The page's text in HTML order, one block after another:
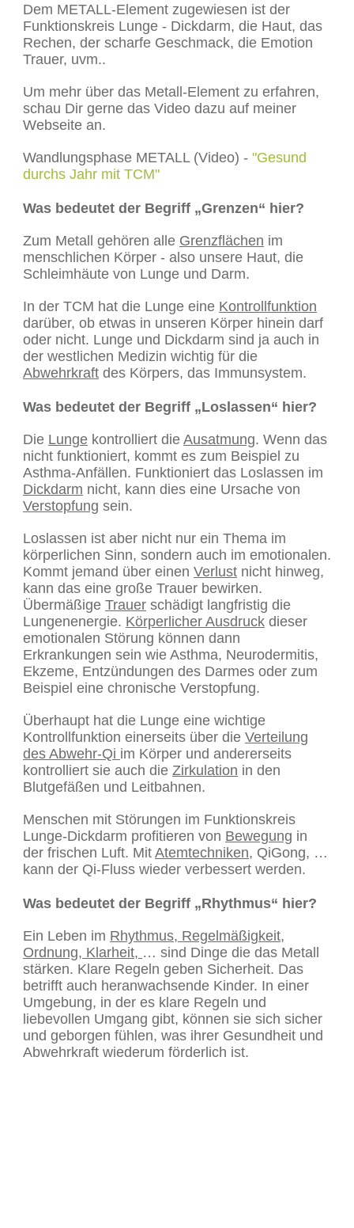
Dem METALL-Element zugewiesen ist der
Funktionskreis Lunge - Dickdarm, die Haut, das
Rechen, der scharfe Geschmack, die Emotion
Trauer, uvm..
Um mehr über das Metall-Element zu erfahren,
schau Dir gerne das Video dazu auf meiner
Webseite an.
Wandlungsphase METALL (Video) - "Gesund
durchs Jahr mit TCM"
Was bedeutet der Begriff „Grenzen“ hier?
Zum Metall gehören alle Grenzflächen im
menschlichen Körper - also unsere Haut, die
Schleimhäute von Lunge und Darm.
In der TCM hat die Lunge eine Kontrollfunktion
darüber, ob etwas in unseren Körper hinein darf
oder nicht. Lunge und Dickdarm sind ja auch in
der westlichen Medizin wichtig für die
Abwehrkraft des Körpers, das Immunsystem.
Was bedeutet der Begriff „Loslassen“ hier?
Die Lunge kontrolliert die Ausatmung. Wenn das
nicht funktioniert, kommt es zum Beispiel zu
Asthma-Anfällen. Funktioniert das Loslassen im
Dickdarm nicht, kann dies eine Ursache von
Verstopfung sein.
Loslassen ist aber nicht nur ein Thema im
körperlichen Sinn, sondern auch im emotionalen.
Kommt jemand über einen Verlust nicht hinweg,
kann das eine große Trauer bewirken.
Übermäßige Trauer schädigt langfristig die
Lungenenergie. Körperlicher Ausdruck dieser
emotionalen Störung können dann
Erkrankungen sein wie Asthma, Neurodermitis,
Ekzeme, Entzündungen des Darmes oder zum
Beispiel eine chronische Verstopfung.
Überhaupt hat die Lunge eine wichtige
Kontrollfunktion einerseits über die Verteilung
des Abwehr-Qi im Körper und andererseits
kontrolliert sie auch die Zirkulation in den
Blutgefäßen und Leitbahnen.
Menschen mit Störungen im Funktionskreis
Lunge-Dickdarm profitieren von Bewegung in
der frischen Luft. Mit Atemtechniken, QiGong, …
kann der Qi-Fluss wieder verbessert werden.
Was bedeutet der Begriff „Rhythmus“ hier?
Ein Leben im Rhythmus, Regelmäßigkeit,
Ordnung, Klarheit, … sind Dinge die das Metall
stärken. Klare Regeln geben Sicherheit. Das
betrifft auch heranwachsende Kinder. In einer
Umgebung, in der es klare Regeln und
liebevollen Umgang gibt, können sie sich sicher
und geborgen fühlen, was ihrer Gesundheit und
Abwehrkraft wiederum förderlich ist.